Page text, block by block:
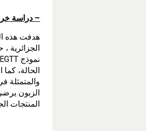
– دراسة خراز الأخضر (2011) بعنوان :
هدفت هذه
الجزائرية
الحالة،
والمتمثلة
الزبون
المنتجات